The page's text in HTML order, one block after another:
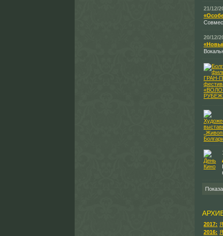
21/12/
20/12/
2017:
2016: